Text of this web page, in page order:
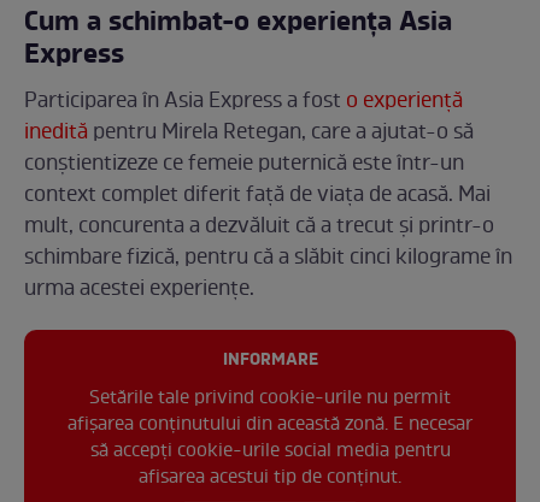
Cum a schimbat-o experiența Asia
Express
Participarea în Asia Express a fost o experiență
inedită pentru Mirela Retegan, care a ajutat-o să
conștientizeze ce femeie puternică este într-un
context complet diferit față de viața de acasă. Mai
mult, concurenta a dezvăluit că a trecut și printr-o
schimbare fizică, pentru că a slăbit cinci kilograme în
urma acestei experiențe.
INFORMARE
Setările tale privind cookie-urile nu permit
afișarea conținutului din această zonă. E necesar
să accepți cookie-urile social media pentru
afisarea acestui tip de conținut.